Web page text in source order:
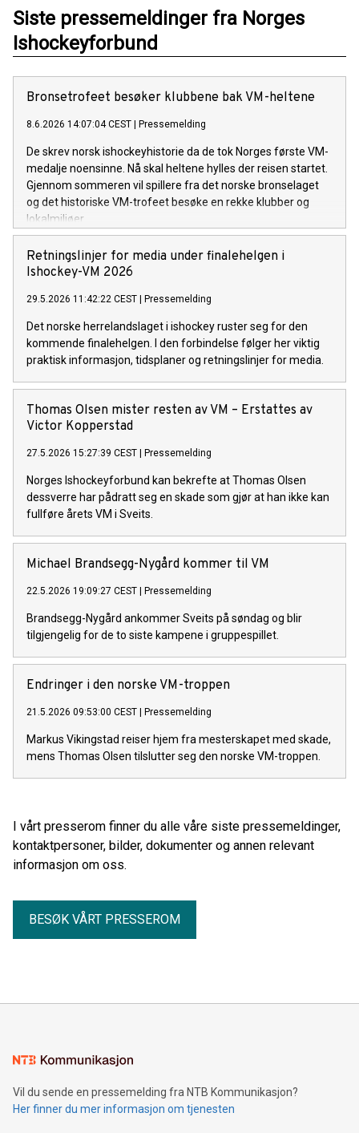
Siste pressemeldinger fra Norges
Ishockeyforbund
Bronsetrofeet besøker klubbene bak VM-heltene
8.6.2026 14:07:04 CEST Pressemelding
De skrev norsk ishockeyhistorie da de tok Norges første VM-
medalje noensinne. Nå skal heltene hylles der reisen startet.
Gjennom sommeren vil spillere fra det norske bronselaget
og det historiske VM-trofeet besøke en rekke klubber og
lokalmiljøer.
Retningslinjer for media under finalehelgen i
Ishockey-VM 2026
29.5.2026 11:42:22 CEST Pressemelding
Det norske herrelandslaget i ishockey ruster seg for den
kommende finalehelgen. I den forbindelse følger her viktig
praktisk informasjon, tidsplaner og retningslinjer for media.
Thomas Olsen mister resten av VM – Erstattes av
Victor Kopperstad
27.5.2026 15:27:39 CEST Pressemelding
Norges Ishockeyforbund kan bekrefte at Thomas Olsen
dessverre har pådratt seg en skade som gjør at han ikke kan
fullføre årets VM i Sveits.
Michael Brandsegg-Nygård kommer til VM
22.5.2026 19:09:27 CEST Pressemelding
Brandsegg-Nygård ankommer Sveits på søndag og blir
tilgjengelig for de to siste kampene i gruppespillet.
Endringer i den norske VM-troppen
21.5.2026 09:53:00 CEST Pressemelding
Markus Vikingstad reiser hjem fra mesterskapet med skade,
mens Thomas Olsen tilslutter seg den norske VM-troppen.
I vårt presserom finner du alle våre siste pressemeldinger,
kontaktpersoner, bilder, dokumenter og annen relevant
informasjon om oss.
BESØK VÅRT PRESSEROM
Vil du sende en pressemelding fra NTB Kommunikasjon?
Her finner du mer informasjon om tjenesten